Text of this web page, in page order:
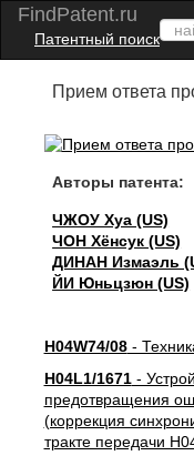
FindPatent.ru
Патентный поиск
Прием ответа
Авторы патента:
ЧЖОУ Хуа (US)
ЧОН Хёнсук (US)
ДИНАН Измаэль
ЙИ Юньцзюн (US)
H04W74/08-
H04L1/1671-
предотвращения
(коррекция
тракте передачи